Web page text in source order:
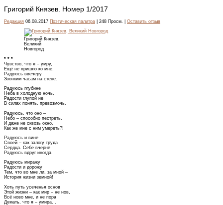
Григорий Князев. Номер 1/2017
Редакция 06.08.2017 Поэтическая палитра | 248 Просм. | Оставить отзыв
Григорий Князев,
Великий
Новгород
* * *
Чувство, что я – умру,
Ещё не пришло ко мне.
Радуюсь ввечеру
Звонким часам на стене.
Радуюсь глубине
Неба в холодную ночь,
Радости глупой не
В силах понять, превозмочь.
Радуюсь, что оно –
Небо – способно пестреть,
И даже не сквозь окно.
Как же мне с ним умереть?!
Радуюсь и вине
Своей – как залогу труда
Сердца. Себе вчерне
Радуюсь вдруг иногда.
Радуюсь миражу
Радости и дорожу
Тем, что во мне ли, за мной –
История жизни земной!
Хоть путь усеченья основ
Этой жизни – как мир – не нов,
Всё ново мне, и не пора
Думать, что я – умира…